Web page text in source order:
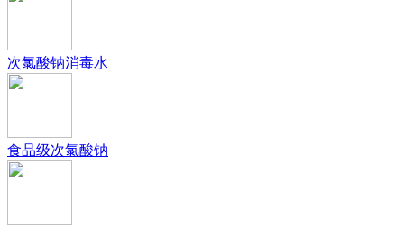
次氯酸钠消毒水
食品级次氯酸钠